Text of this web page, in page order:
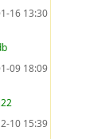
16 13:30
09 18:09
10 15:39